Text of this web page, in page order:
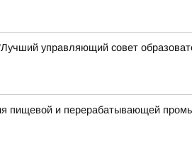
управляющий совет
пищевой и перерабатывающей